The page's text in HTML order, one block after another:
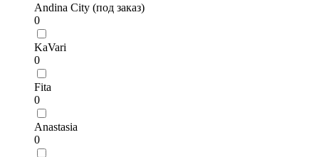
Andina City (под заказ)
0
KaVari
0
Fita
0
Anastasia
0